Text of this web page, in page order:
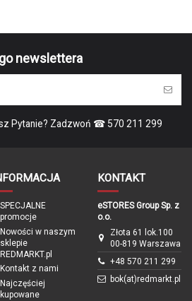
PUKY
newslettera
Pytanie? Zadzwoń ☎ 570 211 299
SPECJALNE
promocje
Nowości w naszym
sklepie
REDMARKT.pl
Kontakt z nami
Najczęściej
kupowane
KONTAKT
eSTORES Group Sp. z
o.o.
Złota 61 lok.100
00-819 Warszawa
+48 570 211 299
bok(at)redmarkt.pl